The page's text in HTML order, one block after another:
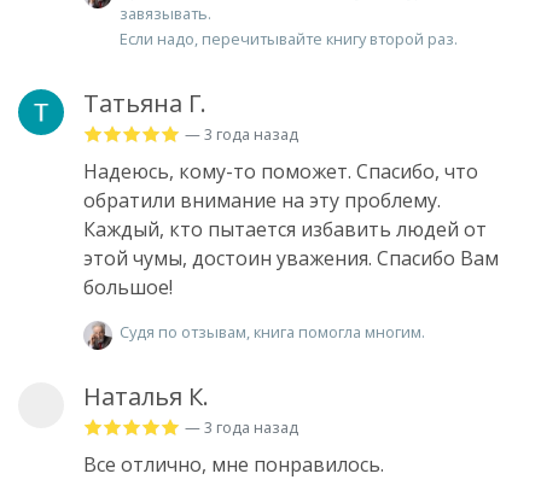
завязывать.
Если надо, перечитывайте книгу второй раз.
Татьяна Г.
— 3 года назад
Надеюсь, кому-то поможет. Спасибо, что
обратили внимание на эту проблему.
Каждый, кто пытается избавить людей от
этой чумы, достоин уважения. Спасибо Вам
большое!
Судя по отзывам, книга помогла многим.
Наталья К.
— 3 года назад
Все отлично, мне понравилось.